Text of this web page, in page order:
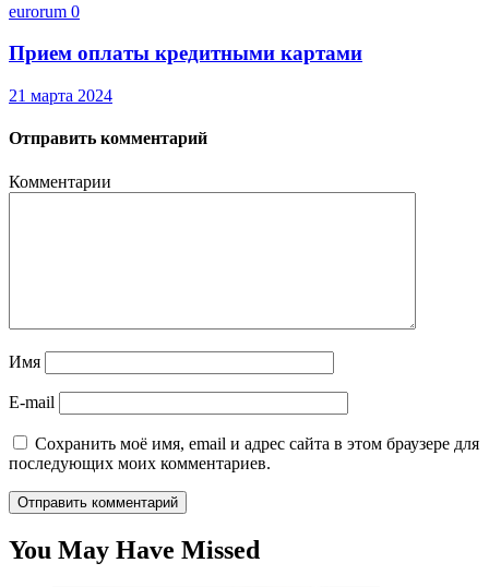
eurorum 0
Прием оплаты кредитными картами
21 марта 2024
Отправить комментарий
Комментарии
Имя
E-mail
Сохранить моё имя, email и адрес сайта в этом браузере для
последующих моих комментариев.
You May Have Missed